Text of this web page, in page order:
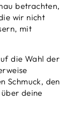
betrachten,
wir nicht
mit
die Wahl der
Schmuck, den
deine